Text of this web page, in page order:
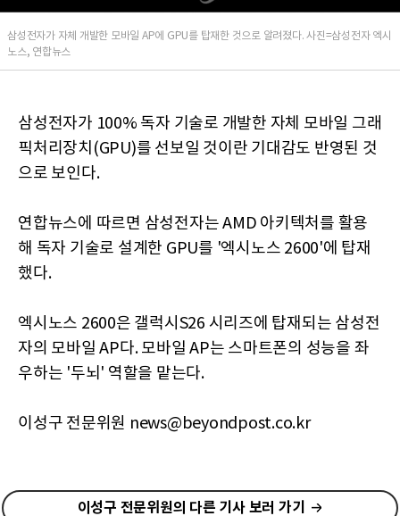
삼성전자가 자체 개발한 모바일 AP에 GPU를 탑재한 것으로 알려졌다. 사진=삼성전자 엑시
노스, 연합뉴스
삼성전자가 100% 독자 기술로 개발한 자체 모바일 그래
픽처리장치(GPU)를 선보일 것이란 기대감도 반영된 것
으로 보인다.
연합뉴스에 따르면 삼성전자는 AMD 아키텍처를 활용
해 독자 기술로 설계한 GPU를 '엑시노스 2600'에 탑재
했다.
엑시노스 2600은 갤럭시S26 시리즈에 탑재되는 삼성전
자의 모바일 AP다. 모바일 AP는 스마트폰의 성능을 좌
우하는 '두뇌' 역할을 맡는다.
이성구 전문위원 news@beyondpost.co.kr
이성구 전문위원의 다른 기사 보러 가기